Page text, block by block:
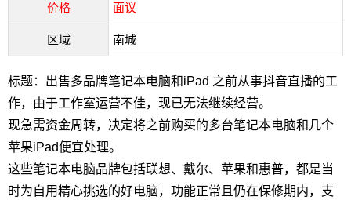
价格 面议
区域 南城
标题：出售多品牌笔记本电脑和iPad 之前从事抖音直播的工
作，由于工作室运营不佳，现已无法继续经营。
现急需资金周转，决定将之前购买的多台笔记本电脑和几个
苹果iPad便宜处理。
这些笔记本电脑品牌包括联想、戴尔、苹果和惠普，都是当
时为自用精心挑选的好电脑，功能正常且仍在保修期内，支